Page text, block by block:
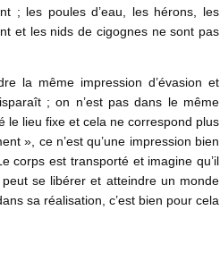
; les poules d’eau, les hérons, les
et les nids de cigognes ne sont pas
la même impression d’évasion et
; on n’est pas dans le même
le lieu fixe et cela ne correspond plus
», ce n’est qu’une impression bien
corps est transporté et imagine qu’il
peut se libérer et atteindre un monde
sa réalisation, c’est bien pour cela